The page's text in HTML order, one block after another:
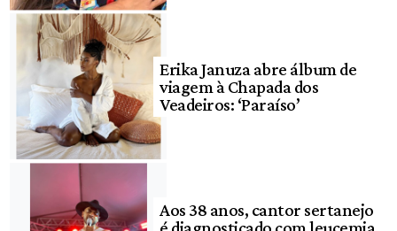
Erika Januza abre álbum de
viagem à Chapada dos
Veadeiros: ‘Paraíso’
Aos 38 anos, cantor sertanejo